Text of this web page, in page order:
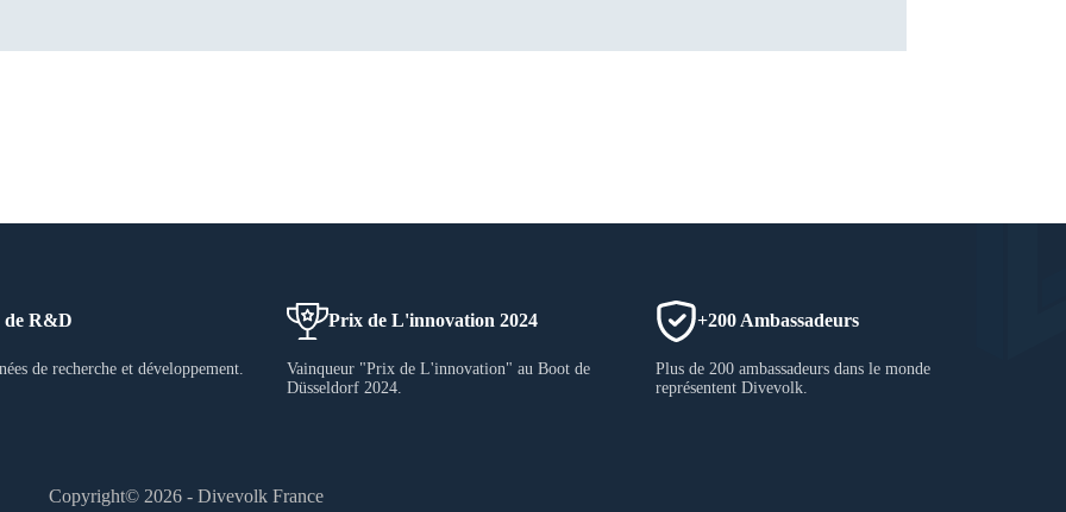
de R&D
de recherche et développement.
Prix de L'innovation 2024
Vainqueur "Prix de L'innovation" au Boot de
Düsseldorf 2024.
+200 Ambassadeurs
Plus de 200 ambassadeurs dans le monde
représentent Divevolk.
Copyright© 2026 - Divevolk France